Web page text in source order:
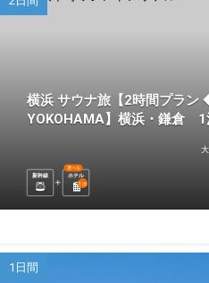
横浜 サウナ旅【2時間プラン
YOKOHAMA】横浜・鎌倉 1
新幹線 ホテル
選べる
1 泊
1日間